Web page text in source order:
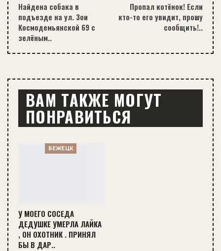
Найдена собака в
подъезде на ул. Зои
Космодемьянской 69 с
зелёным..
Пропал котёнок! Если
кто-то его увидит, прошу
сообщить!..
ВАМ ТАКЖЕ МОГУТ
ПОНРАВИТЬСЯ
БЕЖЕЦК
У МОЕГО СОСЕДА
ДЕДУШКЕ УМЕРЛА ЛАЙКА
, ОН ОХОТНИК . ПРИНЯЛ
БЫ В ДАР..